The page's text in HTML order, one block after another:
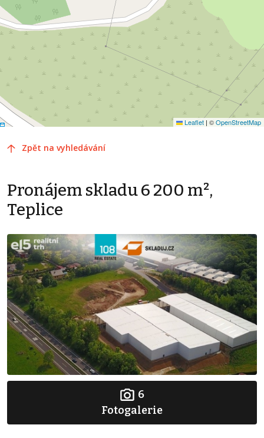
Leaflet | ©OpenStreetMap
Zpět na vyhledávání
Pronájem skladu 6 200 m²,
Teplice
6
Fotogalerie